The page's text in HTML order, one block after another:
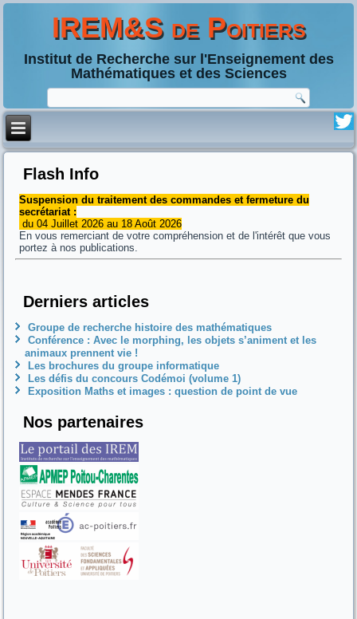
IREM&S de Poitiers
Institut de Recherche sur l'Enseignement des
Mathématiques et des Sciences
Flash Info
Suspension du traitement des commandes et fermeture du
secrétariat :
du 04 Juillet 2026 au 18 Août 2026
En vous remerciant de votre compréhension et de l'intérêt que vous
portez à nos publications.
Derniers articles
Groupe de recherche histoire des mathématiques
Conférence : Avec le morphing, les objets s’animent et les
animaux prennent vie !
Les brochures du groupe informatique
Les défis du concours Codémoi (volume 1)
Exposition Maths et images : question de point de vue
Nos partenaires